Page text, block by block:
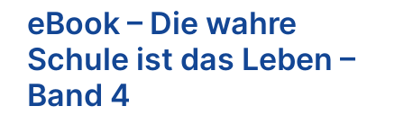
eBook – Die wahre
Schule ist das Leben –
Band 4